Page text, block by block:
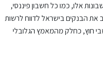
אלו, כמו כל חשבון פיננסי,
את הבנקים בישראל לדווח לרשות
חוץ, כחלק מהמאמץ הגלובלי